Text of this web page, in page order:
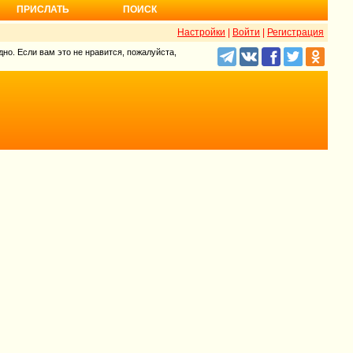
ПРИСЛАТЬ ПОИСК
Настройки Войти Регистрация
Если вам это не нравится, пожалуйста,